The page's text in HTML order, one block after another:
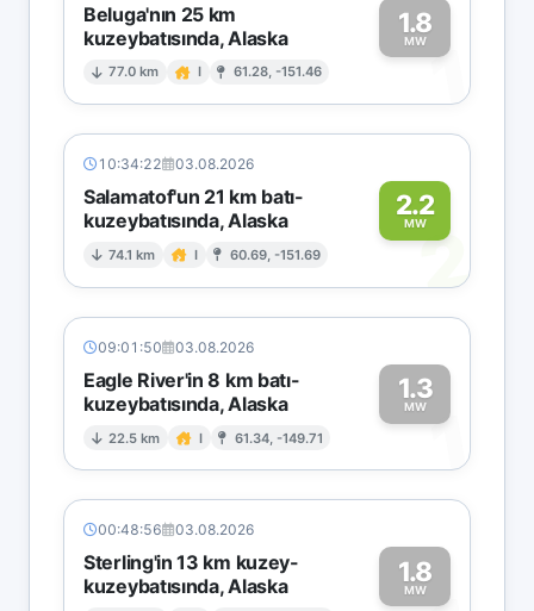
Beluga'nın 25 km
kuzeybatısında, Alaska
77.0 km I 61.28, -151.46
1.8
MW1
10:34:22 03.08.2026
Salamatof'un 21 km batı-
kuzeybatısında, Alaska
74.1 km I 60.69, -151.69
2.2
MW
2
09:01:50 03.08.2026
Eagle River'in 8 km batı-
kuzeybatısında, Alaska
22.5 km I 61.34, -149.71
1.3
MW1
00:48:56 03.08.2026
Sterling'in 13 km kuzey-
kuzeybatısında, Alaska
1.8
MW